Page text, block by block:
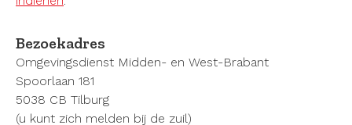
Bezoekadres
Omgevingsdienst Midden- en West-Brabant
Spoorlaan 181
5038 CB Tilburg
(u kunt zich melden bij de zuil)